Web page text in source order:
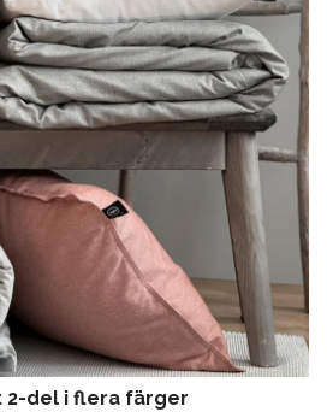
2-del i flera färger